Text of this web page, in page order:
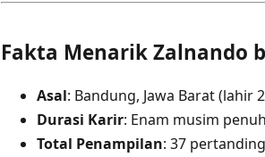
Fakta Menarik Zalnando
Asal: Bandung, Jawa Barat (lahir
Durasi Karir: Enam musim
Total Penampilan: 37